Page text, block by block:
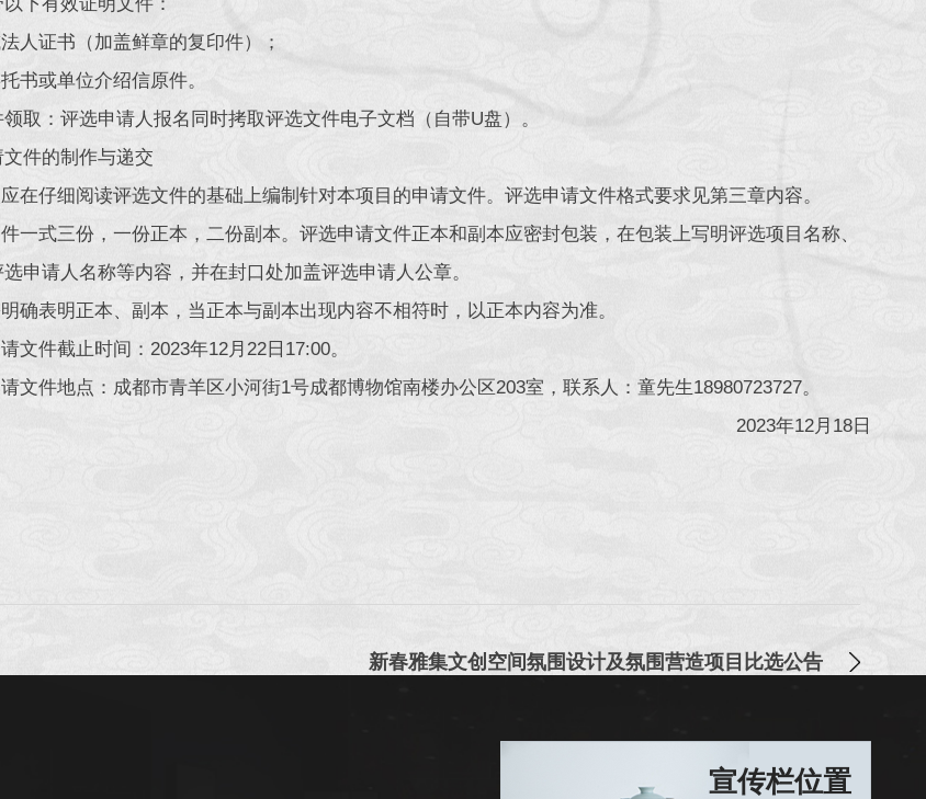
人证书（加盖鲜章的复印件）；
书或单位介绍信原件。
取：评选申请人报名同时拷取评选文件电子文档（自带U盘）。
件的制作与递交
在仔细阅读评选文件的基础上编制针对本项目的申请文件。评选申请文件格式要求见第三章内容。
一式三份，一份正本，二份副本。评选申请文件正本和副本应密封包装，在包装上写明评选项目名称、
申请人名称等内容，并在封口处加盖评选申请人公章。
确表明正本、副本，当正本与副本出现内容不相符时，以正本内容为准。
文件截止时间：2023年12月22日17:00。
文件地点：成都市青羊区小河街1号成都博物馆南楼办公区203室，联系人：童先生18980723727。
2023年12月18日
新春雅集文创空间氛围设计及氛围营造项目比选公告
宣传栏位置